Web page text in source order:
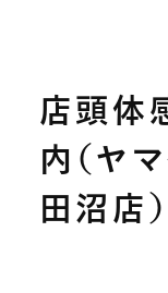
店頭体
内（ヤ
田沼店）